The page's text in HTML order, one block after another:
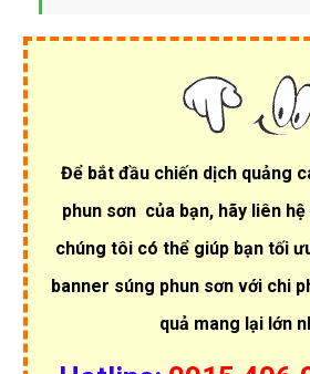
Để bắt đầu chiến dịch quảng
phun sơn của bạn, hãy liên
chúng tôi có thể giúp bạn tối
banner súng phun sơn với chi
quả mang lại lớn